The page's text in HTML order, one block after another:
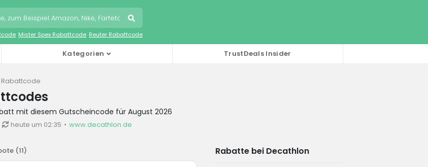
Mister Spex Rabattcode Reuter Rabattcode
Kategorien TrustDeals Insider
mit diesem Gutscheincode für August 2026
heute um 02:35 www.decathlon.de
(11) Rabatte bei Decathlon